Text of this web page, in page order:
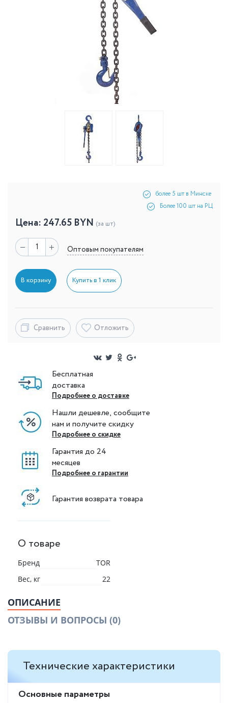
более 5 шт в Минске
Более 100 шт на РЦ
Цена: 247.65 BYN (за шт)
Оптовым покупателям
В корзину Купить в 1 клик
Сравнить Отложить
Бесплатная
доставка
Подробнее о доставке
Нашли дешевле, сообщите
нам и получите скидку
Подробнее о скидке
Гарантия до 24
месяцев
Подробнее о гарантии
Гарантия возврата товара
О товаре
Бренд
TOR
Вес, кг
22
ОПИСАНИЕ
ОТЗЫВЫ И ВОПРОСЫ (0)
Технические характеристики
Основные параметры